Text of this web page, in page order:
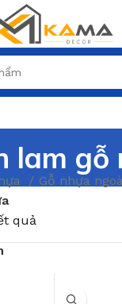
lam gỗ
Gỗ nhựa
quả